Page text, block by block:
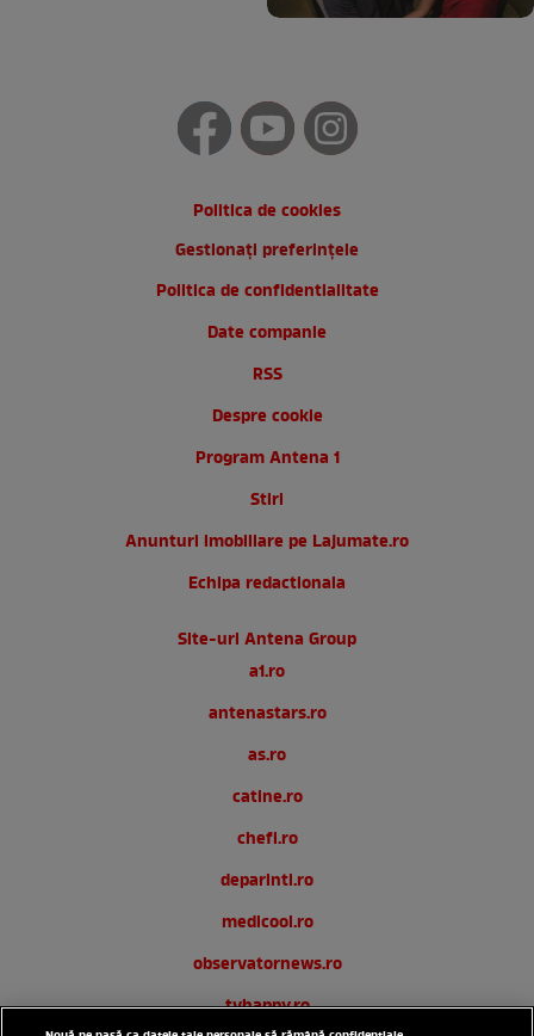
Politica de cookies
Gestionați preferințele
Politica de confidentialitate
Date companie
RSS
Despre cookie
Program Antena 1
Stiri
Anunturi imobiliare pe Lajumate.ro
Echipa redactionala
Site-uri Antena Group
a1.ro
antenastars.ro
as.ro
catine.ro
chefi.ro
deparinti.ro
medicool.ro
observatornews.ro
tvhappy.ro